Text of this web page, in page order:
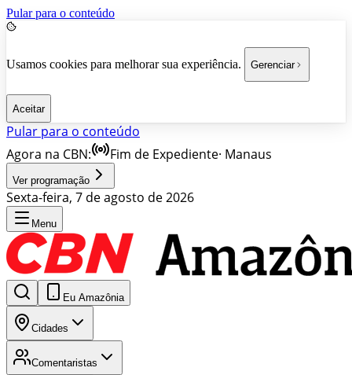
Pular para o conteúdo
Usamos cookies para melhorar sua experiência. Gerenciar
Aceitar
Pular para o conteúdo
Agora na CBN:
Fim de Expediente· Manaus
Ver programação
Sexta-feira, 7 de agosto de 2026
Menu
Eu Amazônia
Cidades
Comentaristas